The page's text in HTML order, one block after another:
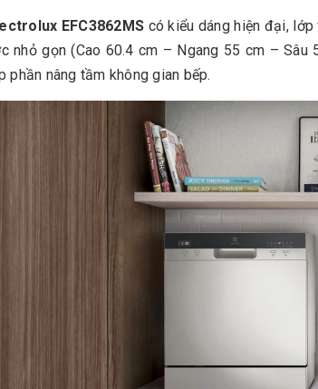
EFC3862MS có kiểu dáng hiện đại,
nhỏ gọn (Cao 60.4 cm – Ngang 55 cm –
phần nâng tầm không gian bếp.